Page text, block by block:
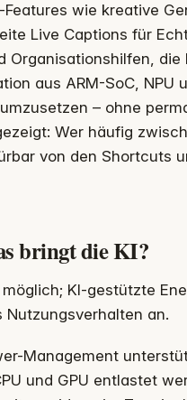
wie kreative
Live Captions für
Organisationshilfen,
aus ARM-SoC, NPU
– ohne
Wer häufig
von den Shortcuts
bringt die KI?
KI-gestützte
an.
Management
und GPU entlastet